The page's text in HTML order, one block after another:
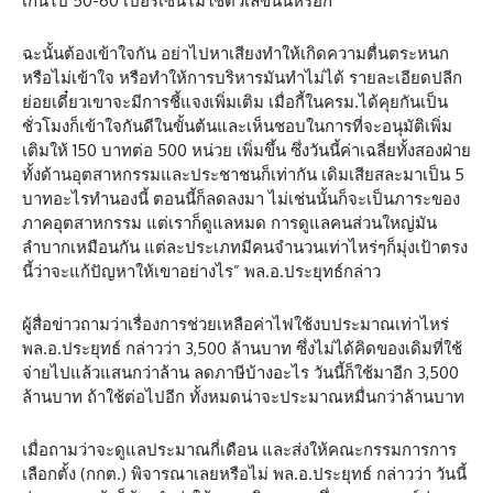
ฉะนั้นต้องเข้าใจกัน อย่าไปหาเสียงทำให้เกิดความตื่นตระหนก
หรือไม่เข้าใจ หรือทำให้การบริหารมันทำไม่ได้ รายละเอียดปลีก
ย่อยเดี๋ยวเขาจะมีการชี้แจงเพิ่มเติม เมื่อกี้ในครม.ได้คุยกันเป็น
ชั่วโมงก็เข้าใจกันดีในขั้นต้นและเห็นชอบในการที่จะอนุมัติเพิ่ม
เติมให้ 150 บาทต่อ 500 หน่วย เพิ่มขึ้น ซึ่งวันนี้ค่าเฉลี่ยทั้งสองฝ่าย
ทั้งด้านอุตสาหกรรมและประชาชนก็เท่ากัน เดิมเสียสละมาเป็น 5
บาทอะไรทำนองนี้ ตอนนี้ก็ลดลงมา ไม่เช่นนั้นก็จะเป็นภาระของ
ภาคอุตสาหกรรม แต่เราก็ดูแลหมด การดูแลคนส่วนใหญ่มัน
ลำบากเหมือนกัน แต่ละประเภทมีคนจำนวนเท่าไหร่ๆก็มุ่งเป้าตรง
นี้ว่าจะแก้ปัญหาให้เขาอย่างไร” พล.อ.ประยุทธ์กล่าว
ผู้สื่อข่าวถามว่าเรื่องการช่วยเหลือค่าไฟใช้งบประมาณเท่าไหร่
พล.อ.ประยุทธ์ กล่าวว่า 3,500 ล้านบาท ซึ่งไม่ได้คิดของเดิมที่ใช้
จ่ายไปแล้วแสนกว่าล้าน ลดภาษีบ้างอะไร วันนี้ก็ใช้มาอีก 3,500
ล้านบาท ถ้าใช้ต่อไปอีก ทั้งหมดน่าจะประมาณหมื่นกว่าล้านบาท
เมื่อถามว่าจะดูแลประมาณกี่เดือน และส่งให้คณะกรรมการการ
เลือกตั้ง (กกต.) พิจารณาเลยหรือไม่ พล.อ.ประยุทธ์ กล่าวว่า วันนี้